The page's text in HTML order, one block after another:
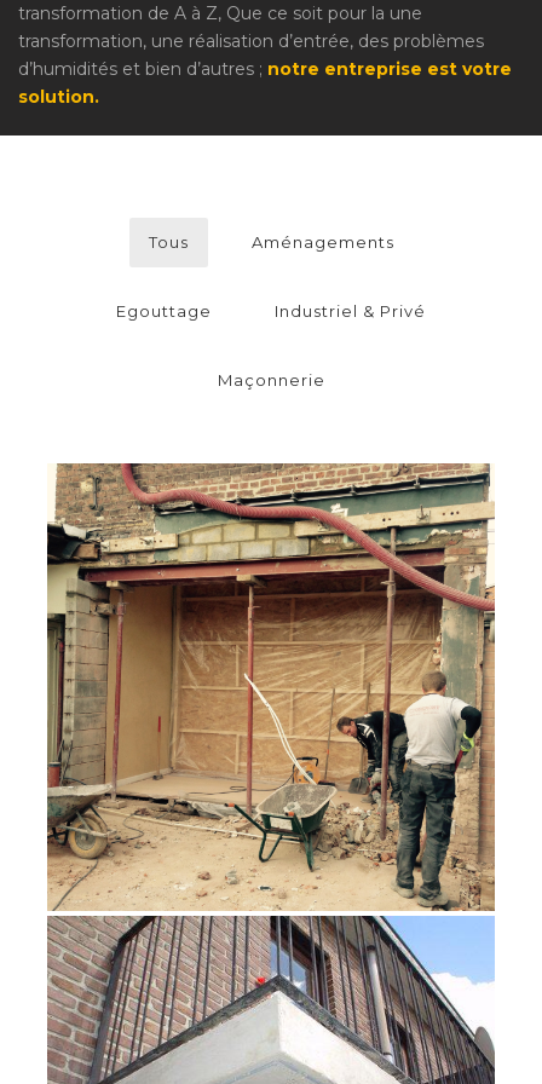
transformation de A à Z, Que ce soit pour la une
transformation, une réalisation d’entrée, des problèmes
d’humidités et bien d’autres ; notre entreprise est votre
solution.
Tous Aménagements
Egouttage Industriel & Privé
Maçonnerie
TRANSFORMATION & RÉNOVATION
GÉNÉRALE
RÉPARATION DE BÉTON